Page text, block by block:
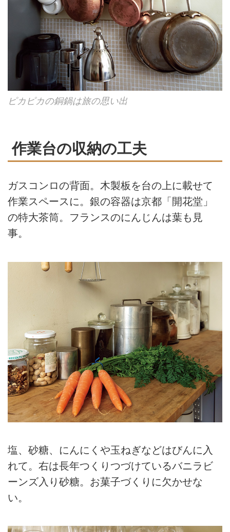
ピカピカの銅鍋は旅の思い出
作業台の収納の工夫
ガスコンロの背面。木製板を台の上に載せて
作業スペースに。銀の容器は京都「開花堂」
の特大茶筒。フランスのにんじんは葉も見
事。
塩、砂糖、にんにくや玉ねぎなどはびんに入
れて。右は長年つくりつづけているバニラビ
ーンズ入り砂糖。お菓子づくりに欠かせな
い。